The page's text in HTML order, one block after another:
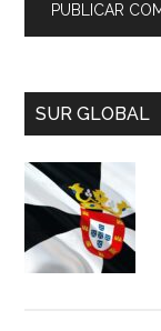
SUR GLOBAL